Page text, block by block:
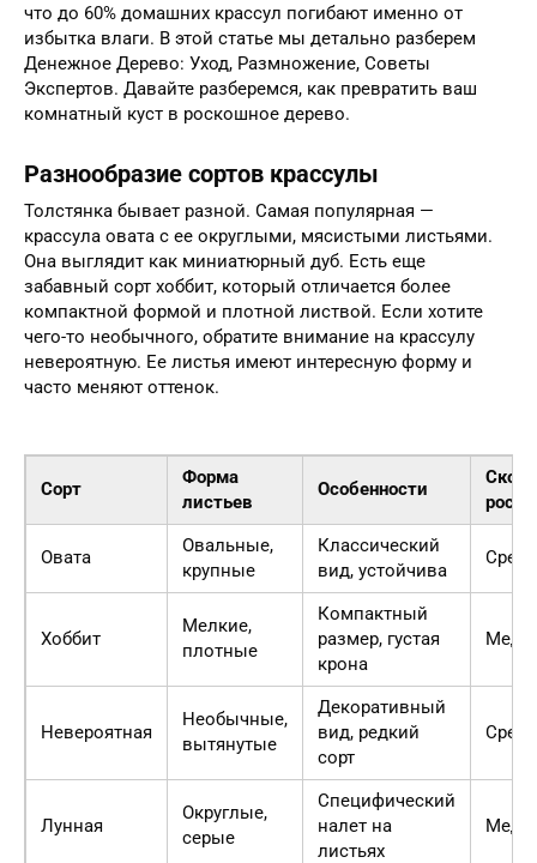
что до 60% домашних крассул погибают именно от
избытка влаги. В этой статье мы детально разберем
Денежное Дерево: Уход, Размножение, Советы
Экспертов. Давайте разберемся, как превратить ваш
комнатный куст в роскошное дерево.
Разнообразие сортов крассулы
Толстянка бывает разной. Самая популярная —
крассула овата с ее округлыми, мясистыми листьями.
Она выглядит как миниатюрный дуб. Есть еще
забавный сорт хоббит, который отличается более
компактной формой и плотной листвой. Если хотите
чего-то необычного, обратите внимание на крассулу
невероятную. Ее листья имеют интересную форму и
часто меняют оттенок.
Сорт
Форма
листьев
Особенности
роста
Овата
Овальные,
крупные
Классический
вид, устойчива
Хоббит
Мелкие,
плотные
Компактный
размер, густая
крона
Невероятная
Необычные,
вытянутые
Декоративный
вид, редкий
сорт
Лунная
Округлые,
серые
Специфический
налет на
листьях